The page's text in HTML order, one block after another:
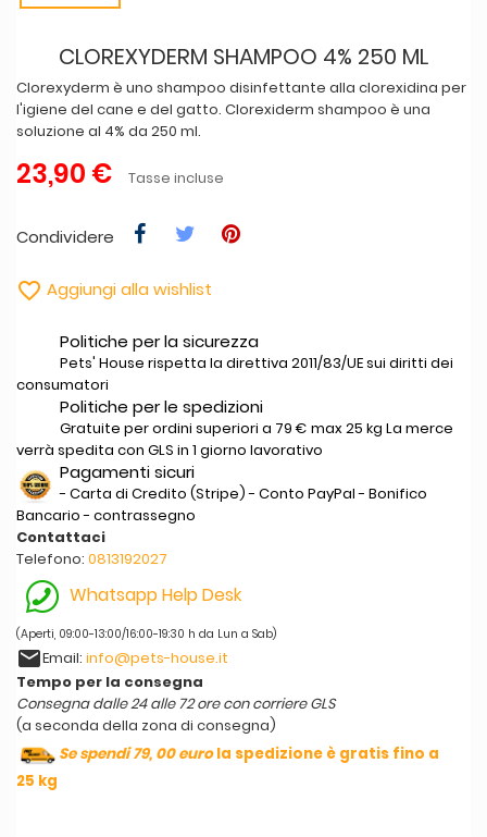
CLOREXYDERM SHAMPOO 4% 250 ML
Clorexyderm è uno shampoo disinfettante alla clorexidina per
l'igiene del cane e del gatto. Clorexiderm shampoo è una
soluzione al 4% da 250 ml.
23,90 € Tasse incluse
Condividere
 Aggiungi alla wishlist
Politiche per la sicurezza
Pets' House rispetta la direttiva 2011/83/UE sui diritti dei
consumatori
Politiche per le spedizioni
Gratuite per ordini superiori a 79 € max 25 kg La merce
verrà spedita con GLS in 1 giorno lavorativo
Pagamenti sicuri
- Carta di Credito (Stripe) - Conto PayPal - Bonifico
Bancario - contrassegno
Contattaci
Telefono: 0813192027
Whatsapp Help Desk
(Aperti, 09:00-13:00/16:00-19:30 h da Lun a Sab)
emailEmail: info@pets-house.it
Tempo per la consegna
Consegna dalle 24 alle 72 ore con corriere GLS
(a seconda della zona di consegna)
Se spendi 79, 00 eurola spedizione è gratis fino a
25 kg